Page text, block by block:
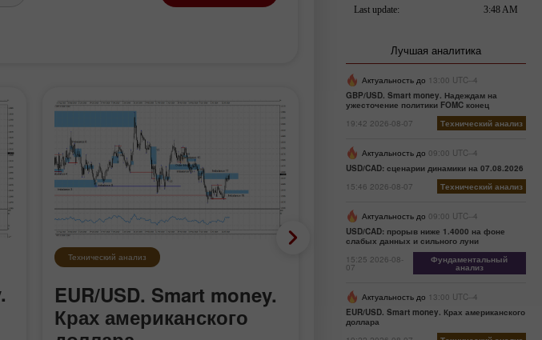
Технический анализ
EUR/USD. Smart money.
Крах американского
Технический анализ
USD/CAD: сценарии
динамики на
Лучшая аналитика
Актуальность до 13:00 UTC--4
GBP/USD. Smart money. Надеждам на
ужесточение политики FOMC конец
19:42 2026-08-07
Технический анализ
Актуальность до 09:00 UTC--4
USD/CAD: сценарии динамики на 07.08.2026
15:46 2026-08-07
Технический анализ
Актуальность до 09:00 UTC--4
USD/CAD: прорыв ниже 1.4000 на фоне
слабых данных и сильного луни
15:25 2026-08-
07
Фундаментальный
анализ
Актуальность до 13:00 UTC--4
EUR/USD. Smart money. Крах американского
доллара